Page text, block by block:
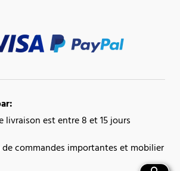
livraison est entre 8 et 15 jours
commandes importantes et mobilier